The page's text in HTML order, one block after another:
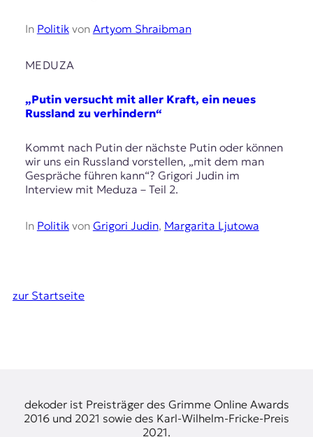
In Politikvon Artyom Shraibman
MEDUZA
„Putin versucht mit aller Kraft, ein neues
Russland zu verhindern“
Kommt nach Putin der nächste Putin oder können
wir uns ein Russland vorstellen, „mit dem man
Gespräche führen kann“? Grigori Judin im
Interview mit Meduza – Teil 2.
In Politikvon Grigori Judin, Margarita Ljutowa
zur Startseite
dekoder ist Preisträger des Grimme Online Awards
2016 und 2021 sowie des Karl-Wilhelm-Fricke-Preis
2021.